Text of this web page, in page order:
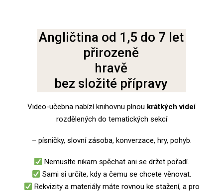
Angličtina od 1,5 do 7 let
přirozeně
hravě
bez složité přípravy
Video-učebna nabízí knihovnu plnou krátkých videí
rozdělených do tematických sekcí
– písničky, slovní zásoba, konverzace, hry, pohyb.
Nemusíte nikam spěchat ani se držet pořadí.
Sami si určíte, kdy a čemu se chcete věnovat.
Rekvizity a materiály máte rovnou ke stažení, a pro